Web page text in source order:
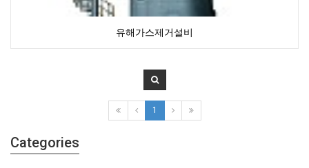
유해가스제거설비
1
Categories